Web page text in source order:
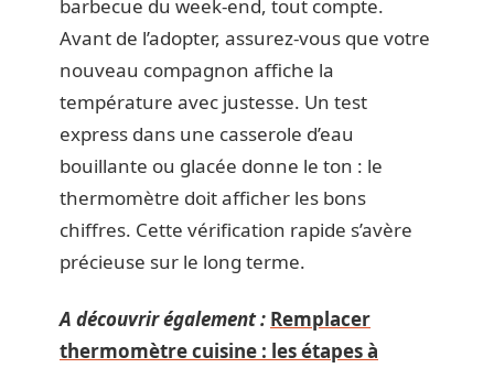
barbecue du week-end, tout compte.
Avant de l’adopter, assurez-vous que votre
nouveau compagnon affiche la
température avec justesse. Un test
express dans une casserole d’eau
bouillante ou glacée donne le ton : le
thermomètre doit afficher les bons
chiffres. Cette vérification rapide s’avère
précieuse sur le long terme.
A découvrir également : Remplacer
thermomètre cuisine : les étapes à